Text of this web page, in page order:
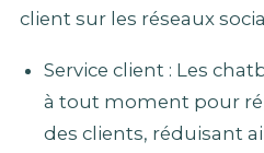
client sur les réseaux
Service client : Les
à tout moment pour
des clients, réduisant